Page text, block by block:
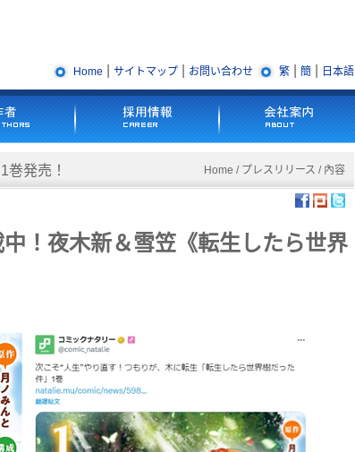
Home サイトマップ お問い合わせ 繁 簡 日本語
巻発売！ Home / プレスリリース / 內容
！夜木新＆雪笠《転生したら世界